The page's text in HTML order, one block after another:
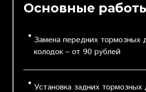
Основные
Замена передних тормозных
колодок – от 90 рублей
Установка задних тормозных